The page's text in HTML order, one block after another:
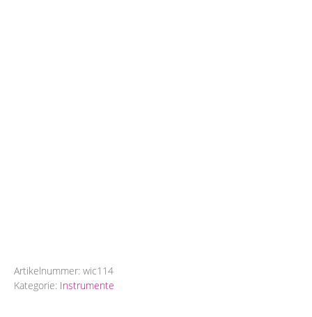
Artikelnummer: wic114
Kategorie: Instrumente